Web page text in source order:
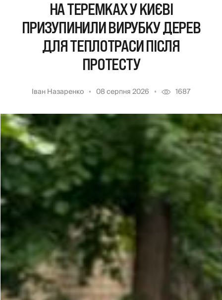
НА ТЕРЕМКАХ У КИЄВІ
ПРИЗУПИНИЛИ ВИРУБКУ ДЕРЕВ
ДЛЯ ТЕПЛОТРАСИ ПІСЛЯ
ПРОТЕСТУ
Іван Назаренко 08 серпня 2026 1687